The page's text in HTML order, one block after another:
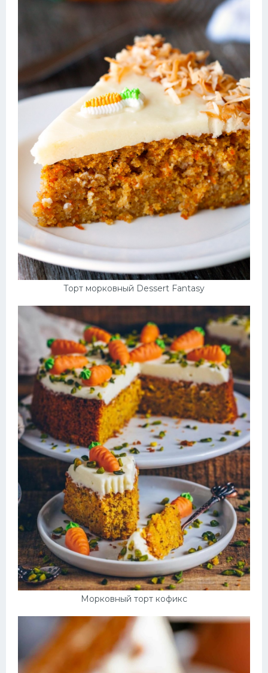
Торт морковный Dessert Fantasy
Морковный торт кофикс